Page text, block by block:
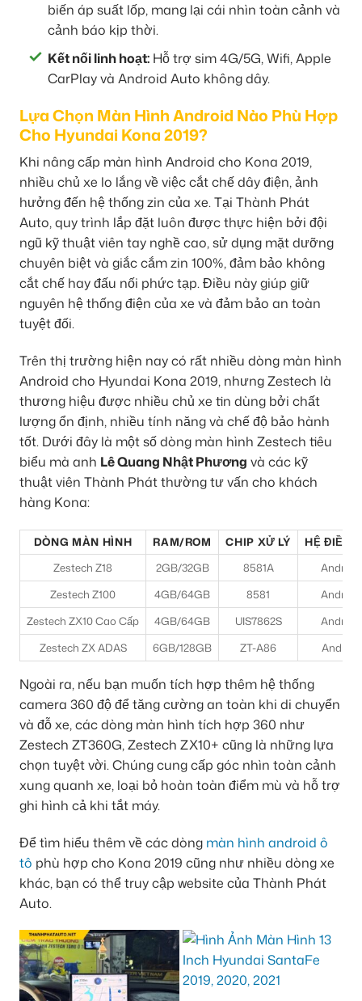
biến áp suất lốp, mang lại cái nhìn toàn cảnh và
cảnh báo kịp thời.
Kết nối linh hoạt: Hỗ trợ sim 4G/5G, Wifi, Apple
CarPlay và Android Auto không dây.
Lựa Chọn Màn Hình Android Nào Phù Hợp
Cho Hyundai Kona 2019?
Khi nâng cấp màn hình Android cho Kona 2019,
nhiều chủ xe lo lắng về việc cắt chế dây điện, ảnh
hưởng đến hệ thống zin của xe. Tại Thành Phát
Auto, quy trình lắp đặt luôn được thực hiện bởi đội
ngũ kỹ thuật viên tay nghề cao, sử dụng mặt dưỡng
chuyên biệt và giắc cắm zin 100%, đảm bảo không
cắt chế hay đấu nối phức tạp. Điều này giúp giữ
nguyên hệ thống điện của xe và đảm bảo an toàn
tuyệt đối.
Trên thị trường hiện nay có rất nhiều dòng màn hình
Android cho Hyundai Kona 2019, nhưng Zestech là
thương hiệu được nhiều chủ xe tin dùng bởi chất
lượng ổn định, nhiều tính năng và chế độ bảo hành
tốt. Dưới đây là một số dòng màn hình Zestech tiêu
biểu mà anh Lê Quang Nhật Phương và các kỹ
thuật viên Thành Phát thường tư vấn cho khách
hàng Kona:
DÒNG MÀN HÌNH RAM/ROM CHIP XỬ LÝ
HỆ ĐIỀU
Zestech Z18
2GB/32GB 8581A
Android
Zestech Z100
4GB/64GB 8581
Android
Zestech ZX10 Cao Cấp
4GB/64GB UIS7862S
Android
Zestech ZX ADAS
6GB/128GB ZT-A86 Android
Ngoài ra, nếu bạn muốn tích hợp thêm hệ thống
camera 360 độ để tăng cường an toàn khi di chuyển
và đỗ xe, các dòng màn hình tích hợp 360 như
Zestech ZT360G, Zestech ZX10+ cũng là những lựa
chọn tuyệt vời. Chúng cung cấp góc nhìn toàn cảnh
xung quanh xe, loại bỏ hoàn toàn điểm mù và hỗ trợ
ghi hình cả khi tắt máy.
Để tìm hiểu thêm về các dòng màn hình android ô
tô phù hợp cho Kona 2019 cũng như nhiều dòng xe
khác, bạn có thể truy cập website của Thành Phát
Auto.